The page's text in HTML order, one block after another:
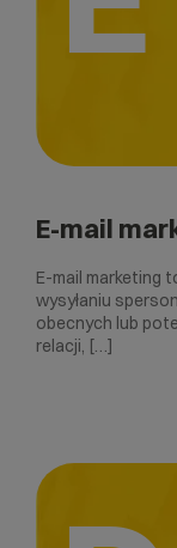
E-mail
E-mail marketing
wysyłaniu
obecnych lub
relacji, […]